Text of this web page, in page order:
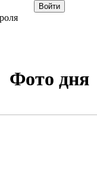
Фото дня